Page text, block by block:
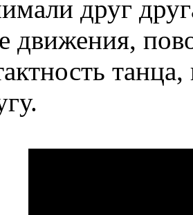
друг
движения,